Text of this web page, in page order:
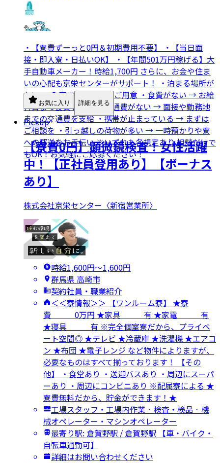
・【寮費ずーっと0円＆初期費用不要】 ・【当日面
接・即入寮・日払いOK】 ・【年間501万円稼げる】大
手自動車メーカー！時給1,700円 さらに、お金や住ま
いの心配も京栄センターがサポート！ ・泊まる場所が
ない → 入寮まで宿泊先をご用意 ・食費がない → お給
料日まで食費を補助 ・交通費がない → 面接や勤務地
までの交通費を支給 ・携帯が止まっている → まずは
ご相談を ・引っ越しの荷物が多い → 一時預かりや寮
への郵送をお手伝い ※いずれも各規定あり 相談だけで
もOK！お気軽にご応募ください！
お気に入り 詳細を見る
Pickup
【寮費0円】顕微鏡検査！女性活躍
中！【正社員登用あり】【ボーナス
あり】
株式会社京栄センター〈新宿営業所〉
時給1,600円〜1,600円
群馬県 高崎市
契約社員・職業紹介
＜＜寮情報＞＞ 【ワンルーム寮】 ★寮
費 0万円 ★家具 有 ★家電 有
★寝具 有 ※完全個室寮だから、プライベ
ート空間◎ ★テレビ ★冷蔵庫 ★洗濯機 ★エアコ
ン ★布団 ★電子レンジ など物件によりますが、
必要なものはすべて揃っております！ 【その
他】 ・食堂あり ・送迎バスあり ・周辺にスーパ
ーあり ・周辺にコンビニあり ※配属寮による ★
寮費無料だから、貯金ができます！★
工場スタッフ・工場内作業 · 検査・検品 · 機
械オペレーター・マシンオペレーター
最寄り駅: 倉賀野駅 / 倉賀野駅 【車・バイク・
自転車通勤可】
詳細はお問い合わせください